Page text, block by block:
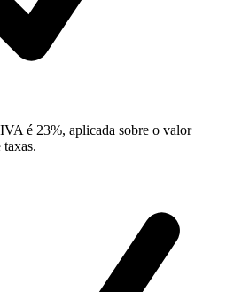
é 23%, aplicada sobre o valor